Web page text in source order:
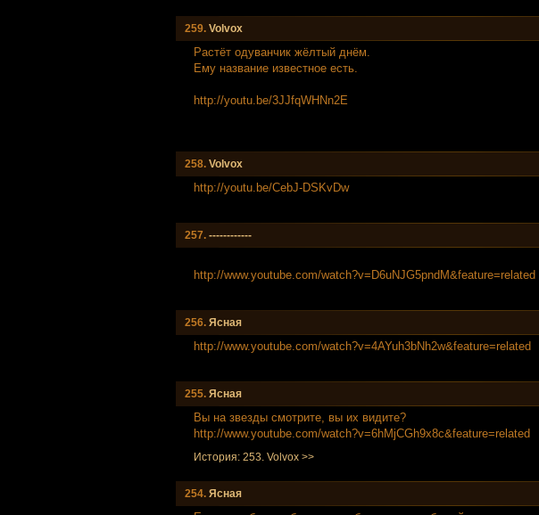
259. Volvox
Растёт одуванчик жёлтый днём.
Ему название известное есть.
http://youtu.be/3JJfqWHNn2E
258. Volvox
http://youtu.be/CebJ-DSKvDw
257. ------------
http://www.youtube.com/watch?v=D6uNJG5pndM&feature=related
256. Ясная
http://www.youtube.com/watch?v=4AYuh3bNh2w&feature=related
255. Ясная
Вы на звезды смотрите, вы их видите?
http://www.youtube.com/watch?v=6hMjCGh9x8c&feature=related
История: 253. Volvox >>
254. Ясная